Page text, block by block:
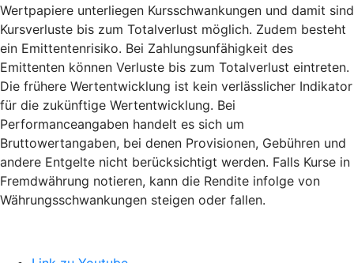
Wertpapiere unterliegen Kursschwankungen und damit sind
Kursverluste bis zum Totalverlust möglich. Zudem besteht
ein Emittentenrisiko. Bei Zahlungsunfähigkeit des
Emittenten können Verluste bis zum Totalverlust eintreten.
Die frühere Wertentwicklung ist kein verlässlicher Indikator
für die zukünftige Wertentwicklung. Bei
Performanceangaben handelt es sich um
Bruttowertangaben, bei denen Provisionen, Gebühren und
andere Entgelte nicht berücksichtigt werden. Falls Kurse in
Fremdwährung notieren, kann die Rendite infolge von
Währungsschwankungen steigen oder fallen.